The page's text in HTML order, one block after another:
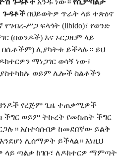
ጉዳቶች አንዱ ነው። የሲምባልታ
ጉዳቶች በህይወትዎ ጥራት ላይ ተጽዕኖ
ሥጋ ፍላጎት (libido)፣ የወንድ
(በወንዶች) እና ኦርጋዜም ላይ
ሊያካትቱ ይችላሉ። ይህ
ማነጋገር ወሳኝ ነው፣
ወይም ሌሎች ስልቶችን
የረጅም ጊዜ ተጠቃሚዎች
ችግር ወይም ትኩረት የመስጠት ችግር
አስተሳሰብዎ ከመደበኛው ይልቅ
ሊሰማዎት ይችላል። እነዚህ
ላይ ጣልቃ ከገቡ፣ ለዶክተርዎ ማምጣት